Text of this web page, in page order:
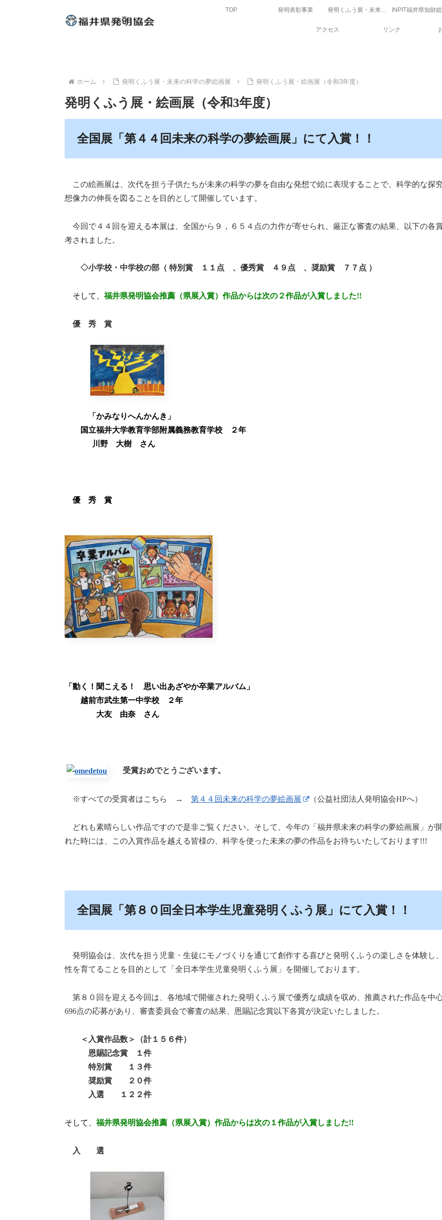
TOP 発明表彰事業
アクセス リンク
ホーム 発明くふう展・未来の科学の夢絵画展 発明くふう展・絵画展（令和3年度）
発明くふう展・絵画展（令和3年度）
全国展「第４４回未来の科学の夢絵画展」にて入賞！！
この絵画展は、次代を担う子供たちが未来の科学の夢を自由な発想で絵に表現することで、科学的な探
想像力の伸長を図ることを目的として開催しています。
今回で４４回を迎える本展は、全国から９，６５４点の力作が寄せられ、厳正な審査の結果、以下の各
考されました。
◇小学校・中学校の部（ 特別賞 １１点 、優秀賞 ４９点 、奨励賞 ７７点 ）
そして、福井県発明協会推薦（県展入賞）作品からは次の２作品が入賞しました!!
優 秀 賞
「かみなりへんかんき」
国立福井大学教育学部附属義務教育学校 ２年
川野 大樹 さん
優 秀 賞
「動く！聞こえる！ 思い出あざやか卒業アルバム」
越前市武生第一中学校 ２年
大友 由奈 さん
受賞おめでとうございます。
※すべての受賞者はこちら → 第４４回未来の科学の夢絵画展 （公益社団法人発明協会HPへ）
どれも素晴らしい作品ですので是非ご覧ください。そして、今年の「福井県未来の科学の夢絵画展」が
れた時には、この入賞作品を越える皆様の、科学を使った未来の夢の作品をお待ちいたしております!!!
全国展「第８０回全日本学生児童発明くふう展」にて入賞！！
発明協会は、次代を担う児童・生徒にモノづくりを通じて創作する喜びと発明くふうの楽しさを体験し
性を育てることを目的として「全日本学生児童発明くふう展」を開催しております。
第８０回を迎える今回は、各地域で開催された発明くふう展で優秀な成績を収め、推薦された作品を中
696点の応募があり、審査委員会で審査の結果、恩賜記念賞以下各賞が決定いたしました。
＜入賞作品数＞（計１５６件）
恩賜記念賞 １件
特別賞 １３件
奨励賞 ２０件
入選 １２２件
そして、福井県発明協会推薦（県展入賞）作品からは次の１作品が入賞しました!!
入 選